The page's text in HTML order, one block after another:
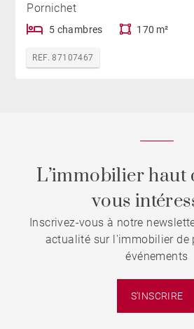
Pornichet
5 chambres 170 m²
REF. 87107467
L’immobilier haut
vous
Inscrivez-vous à notre
actualité sur l'immobilier de
événements
S'INSCRIRE